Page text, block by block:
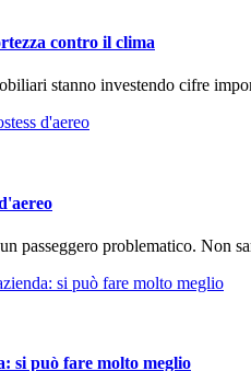
contro il clima
stanno investendo cifre
passeggero problematico. Non
si può fare molto meglio